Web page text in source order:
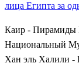
лица Египта за
Каир - Пирамиды
Национальный
Хан эль Халили